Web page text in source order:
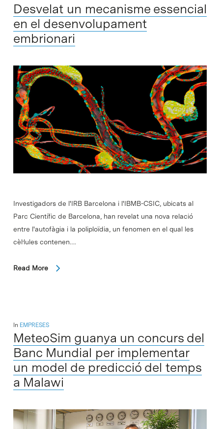
Desvelat un mecanisme essencial
en el desenvolupament
embrionari
Investigadors de l'IRB Barcelona i l'IBMB-CSIC, ubicats al
Parc Científic de Barcelona, han revelat una nova relació
entre l'autofàgia i la poliploïdia, un fenomen en el qual les
cèl·lules contenen…
Read More
In EMPRESES
MeteoSim guanya un concurs del
Banc Mundial per implementar
un model de predicció del temps
a Malawi